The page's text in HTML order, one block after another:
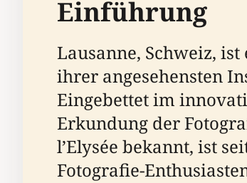
Einführung
Lausanne, Schweiz,
ihrer angesehensten
Eingebettet im
Erkundung der
l’Elysée bekannt, ist
Fotografie-